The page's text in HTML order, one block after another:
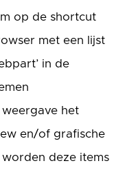
op de shortcut
met een lijst
in de
het
en/of grafische
deze items